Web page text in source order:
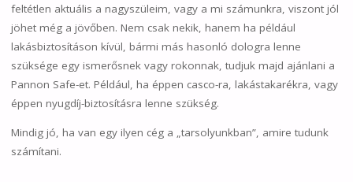
feltétlen aktuális a nagyszüleim, vagy a mi számunkra, viszont jól
jöhet még a jövőben. Nem csak nekik, hanem ha például
lakásbiztosításon kívül, bármi más hasonló dologra lenne
szüksége egy ismerősnek vagy rokonnak, tudjuk majd ajánlani a
Pannon Safe-et. Például, ha éppen casco-ra, lakástakarékra, vagy
éppen nyugdíj-biztosításra lenne szükség.
Mindig jó, ha van egy ilyen cég a „tarsolyunkban”, amire tudunk
számítani.